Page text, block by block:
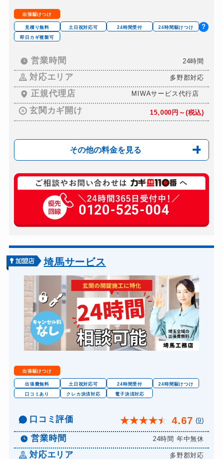
ドアノブカギ作成 別途お見積り
ドアノブカギ交換
出張駆けつけ
見積り無料 土日祝対応可 24時間受付
24時間駆けつけ
即日カギ複製可
営業時間 24時間
対応エリア 多野郡対応
正規代理店 MIWAサービス代行店
?
玄関カギ開け 15,000円～(税込)
その他の料金を見る
玄関カギ修理 別途お見積り
玄関カギ作成 別途お見積り
玄関カギ交換 別途お見積り
スーツケースカギ作成
金庫カギ開け 20,000円～(税込)
金庫カギ修理 別途お見積り
金庫カギ交換 別途お見積り
ロッカーカギ開け 別途お見積り
ドアノブカギ開け 別途お見積り
ドアノブカギ交換 別途お見積り
0120-525-004
埼馬サービス
出張駆けつけ
出張費無料 土日祝対応可 24時間受付
24時間駆けつけ
口コミあり
クレカ決済対応 電子決済対応
口コミ評価 ★★★★★ 4.67 (9)
営業時間 24時間 年中無休
対応エリア 多野郡対応